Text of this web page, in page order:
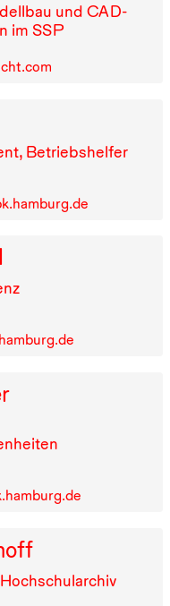
und CAD-
im SSP
Betriebshelfer